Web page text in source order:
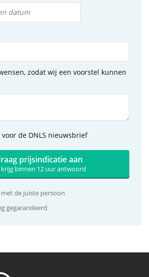
zodat wij een voorstel kunnen
de DNLS nieuwsbrief
prijsindicatie aan
binnen 12 uur antwoord
de juiste persoon
gegarandeerd